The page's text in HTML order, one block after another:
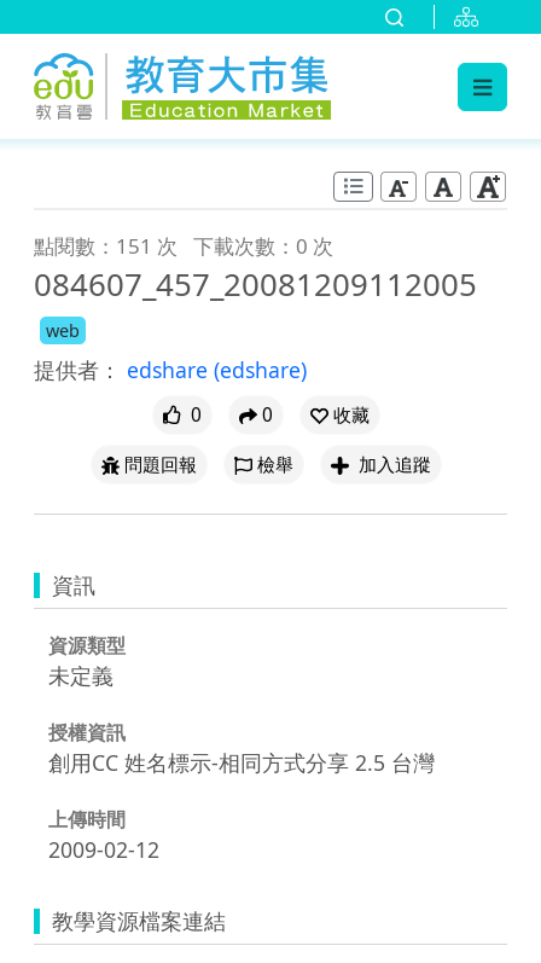
點閱數：151 次 下載次數：0 次
084607_457_20081209112005
web
提供者： edshare (edshare)
0 0
收藏
問題回報
檢舉 加入追蹤
資訊
資源類型
未定義
授權資訊
創用CC 姓名標示-相同方式分享 2.5 台灣
上傳時間
2009-02-12
教學資源檔案連結